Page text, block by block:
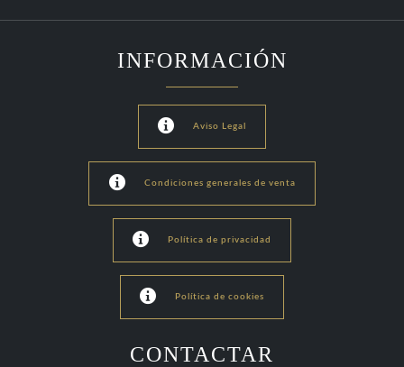
INFORMACIÓN
 Aviso Legal
 Condiciones generales de venta
 Política de privacidad
 Política de cookies
CONTACTAR